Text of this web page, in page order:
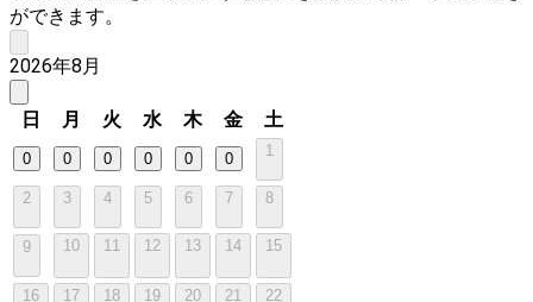
ができます。
2026年8月
日 月 火 水 木 金 土
0 0 0 0 0 0 1
2 3 4 5 6 7 8
9 10 11 12 13 14 15
16 17 18 19 20 21 22